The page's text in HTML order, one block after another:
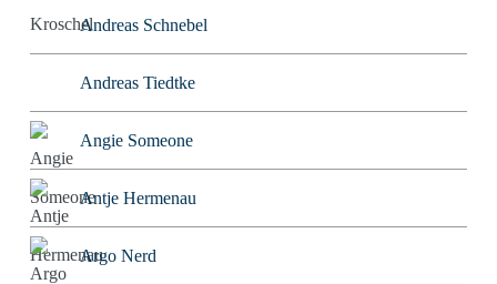
Andreas Schnebel
Andreas Tiedtke
Angie Someone
Antje Hermenau
Argo Nerd